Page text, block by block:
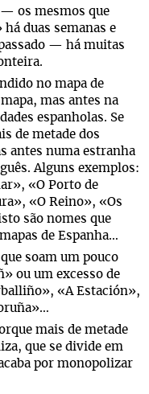
— os mesmos que
duas semanas e
— há muitas
no mapa de
mas antes na
espanholas. Se
de metade dos
antes numa estranha
Alguns exemplos:
«O Porto de
«O Reino», «Os
são nomes que
de Espanha…
soam um pouco
ou um excesso de
«A Estación»,
mais de metade
que se divide em
por monopolizar